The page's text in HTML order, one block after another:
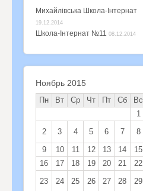
Михайлівська Школа-Інтернат
19.12.2014
Школа-Інтернат №11 08.12.2014
Ноябрь 2015
Пн Вт Ср Чт Пт Сб Вс
1
2
3 4 5 6 7
8
9
10 11 12 13 14
15
16
17 18 19 20 21
22
23
24 25 26 27 28
29